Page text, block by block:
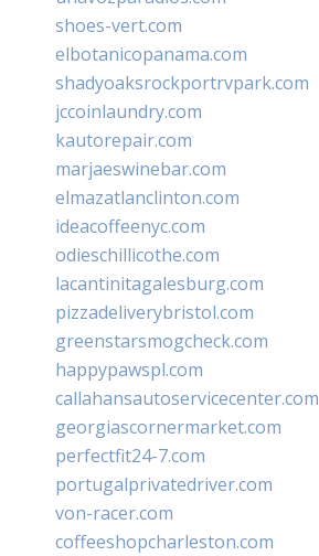
shoes-vert.com
elbotanicopanama.com
shadyoaksrockportrvpark.com
jccoinlaundry.com
kautorepair.com
marjaeswinebar.com
elmazatlanclinton.com
ideacoffeenyc.com
odieschillicothe.com
lacantinitagalesburg.com
pizzadeliverybristol.com
greenstarsmogcheck.com
happypawspl.com
callahansautoservicecenter.com
georgiascornermarket.com
perfectfit24-7.com
portugalprivatedriver.com
von-racer.com
coffeeshopcharleston.com